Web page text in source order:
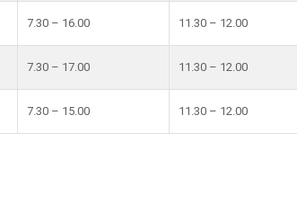
7.30 – 16.00 11.30 – 12.00
7.30 – 17.00 11.30 – 12.00
7.30 – 15.00 11.30 – 12.00